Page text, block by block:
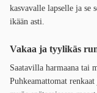
kasvavalle lapselle ja se
ikään asti.
Vakaa ja tyylikäs
Saatavilla harmaana tai
Puhkeamattomat